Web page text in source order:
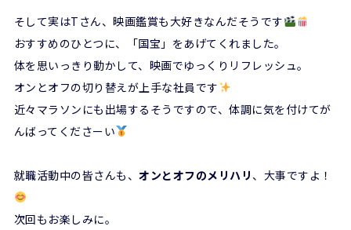
そして実はTさん、映画鑑賞も大好きなんだそうです
おすすめのひとつに、「国宝」をあげてくれました。
体を思いっきり動かして、映画でゆっくりリフレッシュ。
オンとオフの切り替えが上手な社員です
近々マラソンにも出場するそうですので、体調に気を付けてが
んばってくださーい
就職活動中の皆さんも、オンとオフのメリハリ 、大事ですよ！
次回もお楽しみに。